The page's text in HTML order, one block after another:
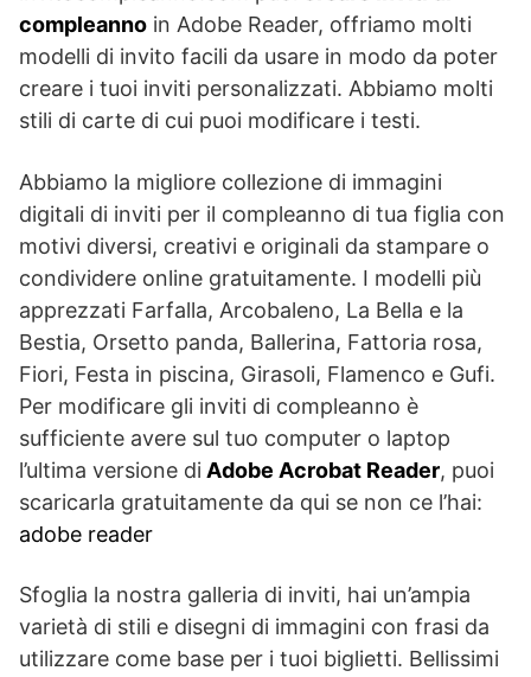
compleanno in Adobe Reader, offriamo molti
modelli di invito facili da usare in modo da poter
creare i tuoi inviti personalizzati. Abbiamo molti
stili di carte di cui puoi modificare i testi.
Abbiamo la migliore collezione di immagini
digitali di inviti per il compleanno di tua figlia con
motivi diversi, creativi e originali da stampare o
condividere online gratuitamente. I modelli più
apprezzati Farfalla, Arcobaleno, La Bella e la
Bestia, Orsetto panda, Ballerina, Fattoria rosa,
Fiori, Festa in piscina, Girasoli, Flamenco e Gufi.
Per modificare gli inviti di compleanno è
sufficiente avere sul tuo computer o laptop
l’ultima versione di Adobe Acrobat Reader, puoi
scaricarla gratuitamente da qui se non ce l’hai:
adobe reader
Sfoglia la nostra galleria di inviti, hai un’ampia
varietà di stili e disegni di immagini con frasi da
utilizzare come base per i tuoi biglietti. Bellissimi